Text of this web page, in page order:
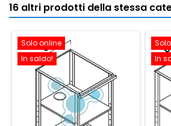
16 altri prodotti della stessa
Solo online
In saldo!
In